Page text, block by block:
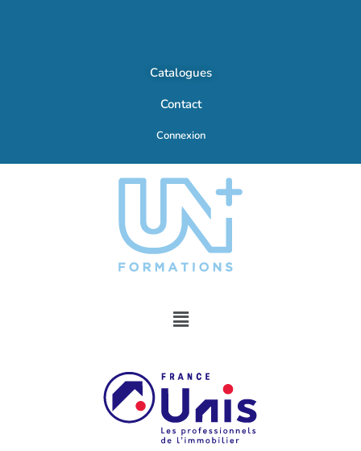
Catalogues
Contact
Connexion